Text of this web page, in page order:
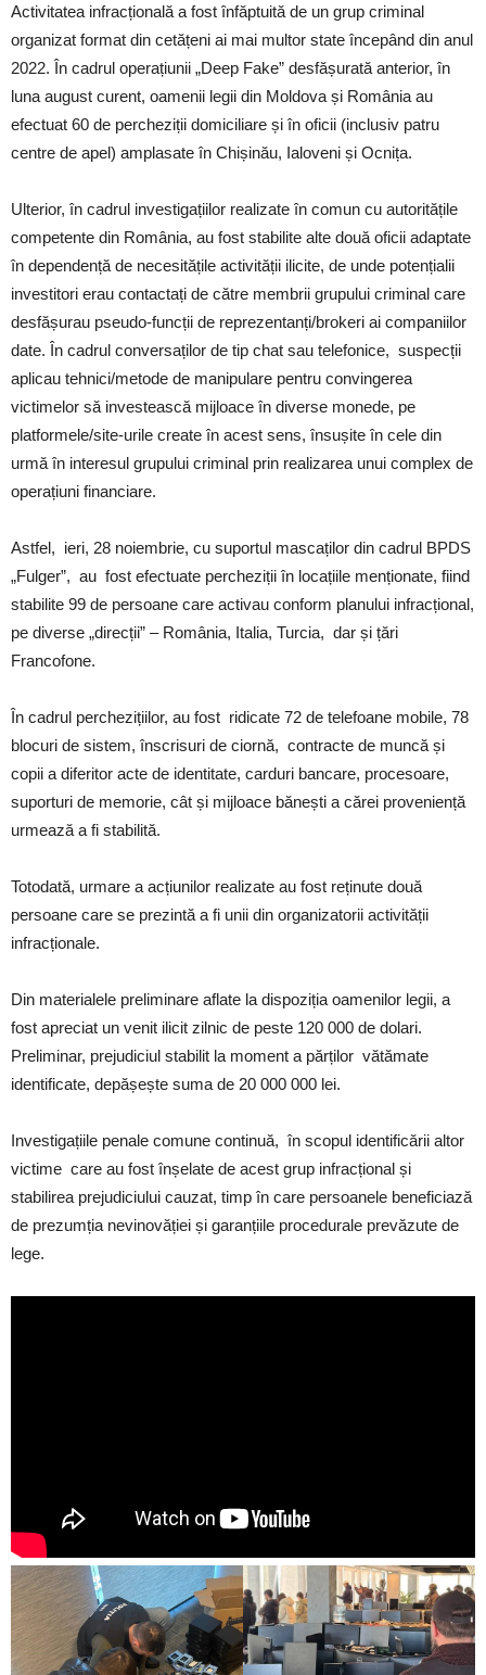
Activitatea infracțională a fost înfăptuită de un grup criminal
organizat format din cetățeni ai mai multor state începând din anul
2022. În cadrul operațiunii „Deep Fake” desfășurată anterior, în
luna august curent, oamenii legii din Moldova și România au
efectuat 60 de percheziții domiciliare și în oficii (inclusiv patru
centre de apel) amplasate în Chișinău, Ialoveni și Ocnița.
Ulterior, în cadrul investigațiilor realizate în comun cu autoritățile
competente din România, au fost stabilite alte două oficii adaptate
în dependență de necesitățile activității ilicite, de unde potențialii
investitori erau contactați de către membrii grupului criminal care
desfășurau pseudo-funcții de reprezentanți/brokeri ai companiilor
date. În cadrul conversaților de tip chat sau telefonice, suspecții
aplicau tehnici/metode de manipulare pentru convingerea
victimelor să investească mijloace în diverse monede, pe
platformele/site-urile create în acest sens, însușite în cele din
urmă în interesul grupului criminal prin realizarea unui complex de
operațiuni financiare.
Astfel, ieri, 28 noiembrie, cu suportul mascaților din cadrul BPDS
„Fulger”, au fost efectuate percheziții în locațiile menționate, fiind
stabilite 99 de persoane care activau conform planului infracțional,
pe diverse „direcții” – România, Italia, Turcia, dar și țări
Francofone.
În cadrul perchezițiilor, au fost ridicate 72 de telefoane mobile, 78
blocuri de sistem, înscrisuri de ciornă, contracte de muncă și
copii a diferitor acte de identitate, carduri bancare, procesoare,
suporturi de memorie, cât și mijloace bănești a cărei proveniență
urmează a fi stabilită.
Totodată, urmare a acțiunilor realizate au fost reținute două
persoane care se prezintă a fi unii din organizatorii activității
infracționale.
Din materialele preliminare aflate la dispoziția oamenilor legii, a
fost apreciat un venit ilicit zilnic de peste 120 000 de dolari.
Preliminar, prejudiciul stabilit la moment a părților vătămate
identificate, depășește suma de 20 000 000 lei.
Investigațiile penale comune continuă, în scopul identificării altor
victime care au fost înșelate de acest grup infracțional și
stabilirea prejudiciului cauzat, timp în care persoanele beneficiază
de prezumția nevinovăției și garanțiile procedurale prevăzute de
lege.